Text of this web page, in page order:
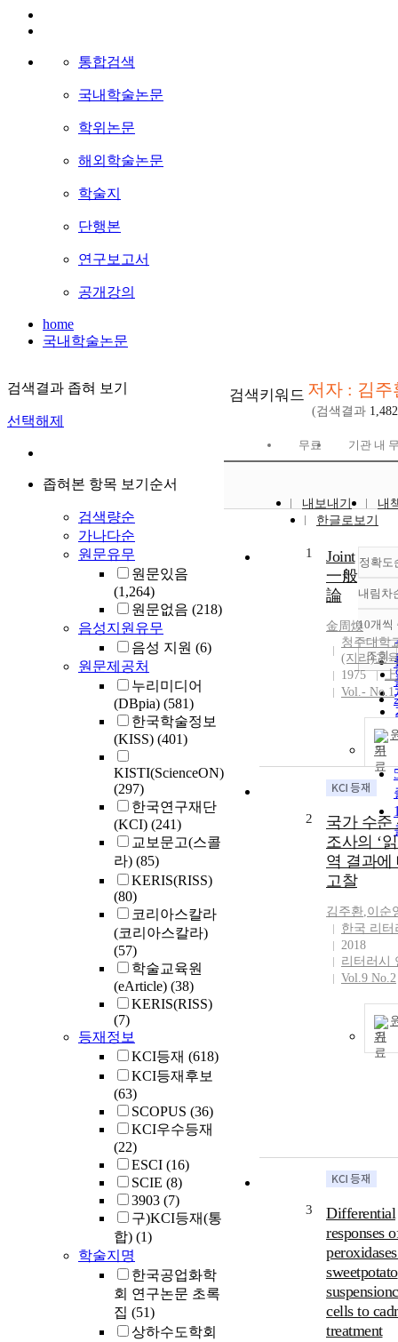
통합검색
국내학술논문
학위논문
해외학술논문
학술지
단행본
연구보고서
공개강의
home
국내학술논문
검색결과 좁혀 보기
선택해제
좁혀본 항목 보기순서
검색량순
가나다순
원문유무
원문있음
(1,264)
원문없음 (218)
음성지원유무
음성 지원 (6)
원문제공처
누리미디어
(DBpia) (581)
한국학술정보
(KISS) (401)
KISTI(ScienceON)
(297)
한국연구재단
(KCI) (241)
교보문고(스콜
라) (85)
KERIS(RISS)
(80)
코리아스칼라
(코리아스칼라)
(57)
학술교육원
(eArticle) (38)
KERIS(RISS)
(7)
등재정보
KCI등재 (618)
KCI등재후보
(63)
SCOPUS (36)
KCI우수등재
(22)
ESCI (16)
SCIE (8)
3903 (7)
구)KCI등재(통
합) (1)
학술지명
한국공업화학
회 연구논문 초록
집 (51)
상하수도학회
검색키워드 저자 : 김주
(검색결과 1,482
무료 기관 내
내보내기
내
한글로보기
정확도
내림차
10개씩
조회
1
Joint
一般
論
金周煥
청주대학
(지리)교
1975
Vol.- No.1
기
2
국가 수준
조사의 ‘
역 결과에
고찰
김주환,이순
한국 리터
2018
리터러시
Vol.9 No.2
기
3
Differential
responses
sweetpotato
cells to
treatment